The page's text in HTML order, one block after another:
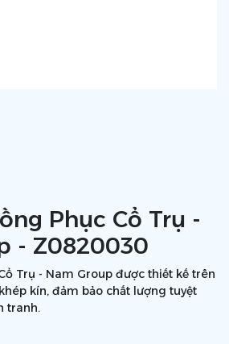
Phục Cổ Trụ -
- Z0820030
Trụ - Nam Group được thiết kế trên
kín, đảm bảo chất lượng tuyệt
tranh.